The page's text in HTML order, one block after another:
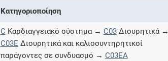
Κατηγοριοποίηση
C Καρδιαγγειακό σύστημα → C03Διουρητικά →
C03E Διουρητικά και καλιοσυντηρητικοί
παράγοντες σε συνδυασμό → C03EA